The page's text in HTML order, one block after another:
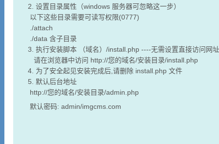
2. 设置目录属性（windows 服务器可忽略这一步）
以下这些目录需要可读写权限(0777)
./attach
./data 含子目录
3. 执行安装脚本 （域名）/install.php ----无需设置直接访问网
请在浏览器中访问 http://您的域名/安装目录/install.php
4. 为了安全起见安装完成后,请删除 install.php 文件
5. 默认后台地址
http://您的域名/安装目录/admin.php
默认密码: admin/imgcms.com